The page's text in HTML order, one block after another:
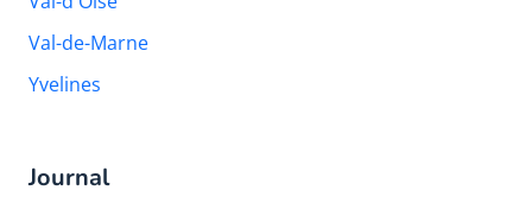
Val-de-Marne
Yvelines
Journal